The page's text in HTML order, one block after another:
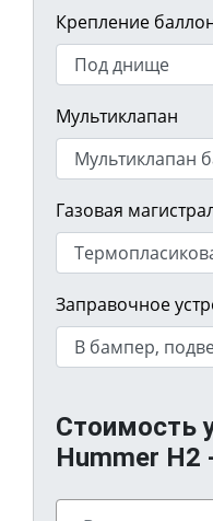
Крепление
Мультиклапан
Газовая
Заправочное
Стоимость
Hummer H2